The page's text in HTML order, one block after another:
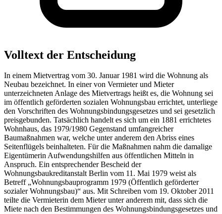
Volltext der Entscheidung
In einem Mietvertrag vom 30. Januar 1981 wird die Wohnung als
Neubau bezeichnet. In einer von Vermieter und Mieter
unterzeichneten Anlage des Mietvertrags heißt es, die Wohnung sei
im öffentlich geförderten sozialen Wohnungsbau errichtet, unterliege
den Vorschriften des Wohnungsbindungsgesetzes und sei gesetzlich
preisgebunden. Tatsächlich handelt es sich um ein 1881 errichtetes
Wohnhaus, das 1979/1980 Gegenstand umfangreicher
Baumaßnahmen war, welche unter anderem den Abriss eines
Seitenflügels beinhalteten. Für die Maßnahmen nahm die damalige
Eigentümerin Aufwendungshilfen aus öffentlichen Mitteln in
Anspruch. Ein entsprechender Bescheid der
Wohnungsbaukreditanstalt Berlin vom 11. Mai 1979 weist als
Betreff „Wohnungsbauprogramm 1979 (Öffentlich geförderter
sozialer Wohnungsbau)“ aus. Mit Schreiben vom 19. Oktober 2011
teilte die Vermieterin dem Mieter unter anderem mit, dass sich die
Miete nach den Bestimmungen des Wohnungsbindungsgesetzes und